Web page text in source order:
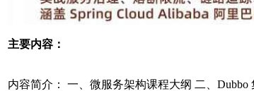
主要内容：
内容简介： 一、微服务架构课程大纲 二、